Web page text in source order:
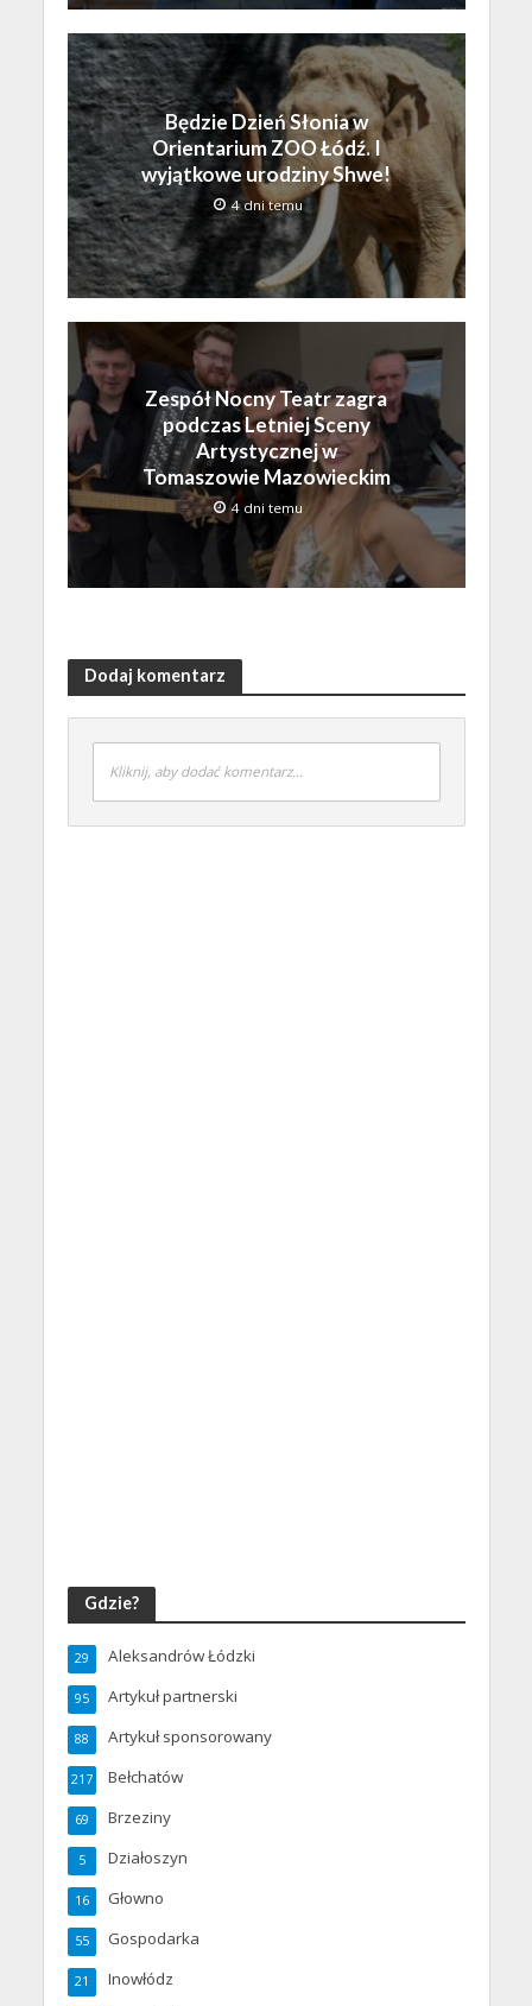
Będzie Dzień Słonia w
Orientarium ZOO Łódź. I
wyjątkowe urodziny Shwe!
4 dni temu
Zespół Nocny Teatr zagra
podczas Letniej Sceny
Artystycznej w
Tomaszowie Mazowieckim
4 dni temu
Dodaj komentarz
Kliknij, aby dodać komentarz...
Gdzie?
Aleksandrów Łódzki
29
Artykuł partnerski
95
Artykuł sponsorowany
88
Bełchatów
217
Brzeziny
69
Działoszyn
5
Głowno
16
Gospodarka
55
Inowłódz
21